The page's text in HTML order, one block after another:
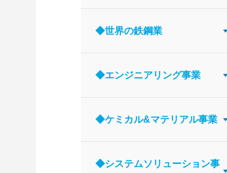
◆世界の鉄鋼業
◆エンジニアリング事業
◆ケミカル&マテリアル事業
◆システムソリューション事